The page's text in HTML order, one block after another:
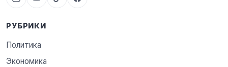
РУБРИКИ
Политика
Экономика